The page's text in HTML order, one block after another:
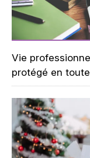
Vie
protégé en